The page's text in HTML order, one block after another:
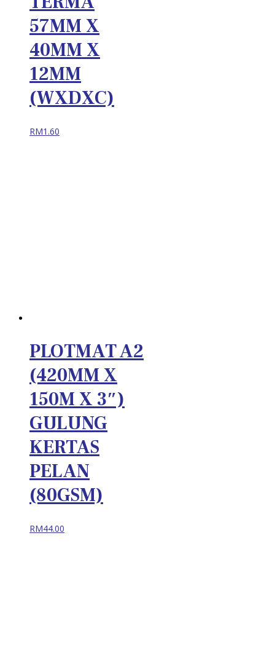
57MM X
40MM X
12MM
(WXDXC)
RM1.60
PLOTMAT A2
(420MM X
150M X 3″)
GULUNG
KERTAS
PELAN
(80GSM)
RM44.00